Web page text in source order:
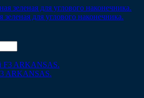
для углового наконечника.
ARKANSAS.